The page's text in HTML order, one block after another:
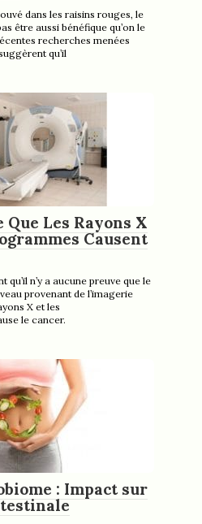
dans les raisins rouges, le
être aussi bénéfique qu’on le
recherches menées
qu’il
Que Les Rayons X
Causent
n’y a aucune preuve que le
provenant de l’imagerie
X et les
le cancer.
: Impact sur